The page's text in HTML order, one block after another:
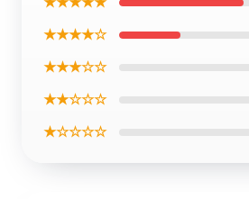
★★★★☆
★★★☆☆
★★☆☆☆
★☆☆☆☆